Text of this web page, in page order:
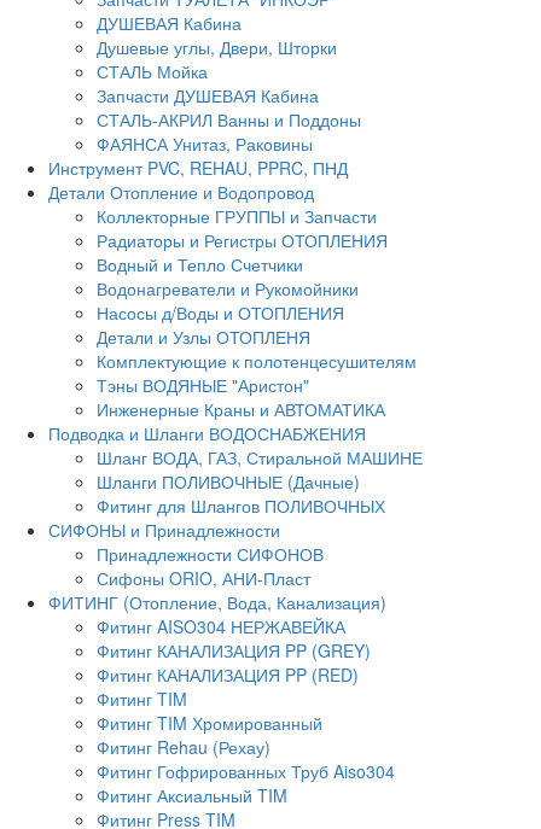
ДУШЕВАЯ Кабина
Душевые углы, Двери, Шторки
СТАЛЬ Мойка
Запчасти ДУШЕВАЯ Кабина
СТАЛЬ-АКРИЛ Ванны и Поддоны
ФАЯНСА Унитаз, Раковины
Инструмент PVC, REHAU, PPRC, ПНД
Детали Отопление и Водопровод
Коллекторные ГРУППЫ и Запчасти
Радиаторы и Регистры ОТОПЛЕНИЯ
Водный и Тепло Счетчики
Водонагреватели и Рукомойники
Насосы д/Воды и ОТОПЛЕНИЯ
Детали и Узлы ОТОПЛЕНЯ
Комплектующие к полотенцесушителям
Тэны ВОДЯНЫЕ "Аристон"
Инженерные Краны и АВТОМАТИКА
Подводка и Шланги ВОДОСНАБЖЕНИЯ
Шланг ВОДА, ГАЗ, Стиральной МАШИНЕ
Шланги ПОЛИВОЧНЫЕ (Дачные)
Фитинг для Шлангов ПОЛИВОЧНЫХ
СИФОНЫ и Принадлежности
Принадлежности СИФОНОВ
Сифоны ORIO, АНИ-Пласт
ФИТИНГ (Отопление, Вода, Канализация)
Фитинг AISO304 НЕРЖАВЕЙКА
Фитинг КАНАЛИЗАЦИЯ PP (GREY)
Фитинг КАНАЛИЗАЦИЯ PP (RED)
Фитинг TIM
Фитинг TIM Хромированный
Фитинг Rehau (Рехау)
Фитинг Гофрированных Труб Aiso304
Фитинг Аксиальный TIM
Фитинг Press TIM